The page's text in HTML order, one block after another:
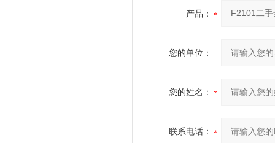
产品：
您的单位：
您的姓名：
联系电话：